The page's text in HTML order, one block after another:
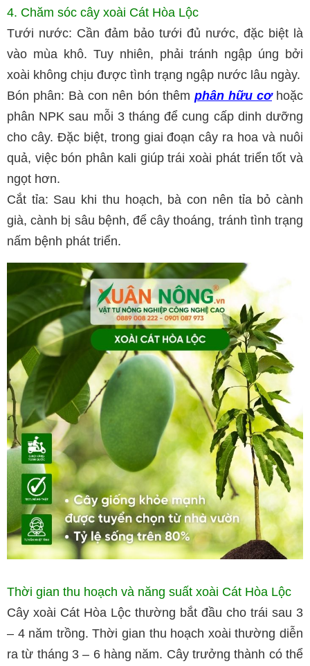
4. Chăm sóc cây xoài Cát Hòa Lộc
Tưới nước: Cần đảm bảo tưới đủ nước, đặc biệt là
vào mùa khô. Tuy nhiên, phải tránh ngập úng bởi
xoài không chịu được tình trạng ngập nước lâu ngày.
Bón phân: Bà con nên bón thêm phân hữu cơhoặc
phân NPK sau mỗi 3 tháng để cung cấp dinh dưỡng
cho cây. Đặc biệt, trong giai đoạn cây ra hoa và nuôi
quả, việc bón phân kali giúp trái xoài phát triển tốt và
ngọt hơn.
Cắt tỉa: Sau khi thu hoạch, bà con nên tỉa bỏ cành
già, cành bị sâu bệnh, để cây thoáng, tránh tình trạng
nấm bệnh phát triển.
Thời gian thu hoạch và năng suất xoài Cát Hòa Lộc
Cây xoài Cát Hòa Lộc thường bắt đầu cho trái sau 3
– 4 năm trồng. Thời gian thu hoạch xoài thường diễn
ra từ tháng 3 – 6 hàng năm. Cây trưởng thành có thể